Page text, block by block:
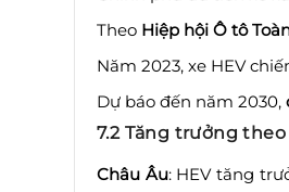
Theo Hiệp hội Ô tô
Năm 2023, xe HEV
Dự báo đến năm 2030,
7.2 Tăng trưởng
Châu Âu: HEV tăng